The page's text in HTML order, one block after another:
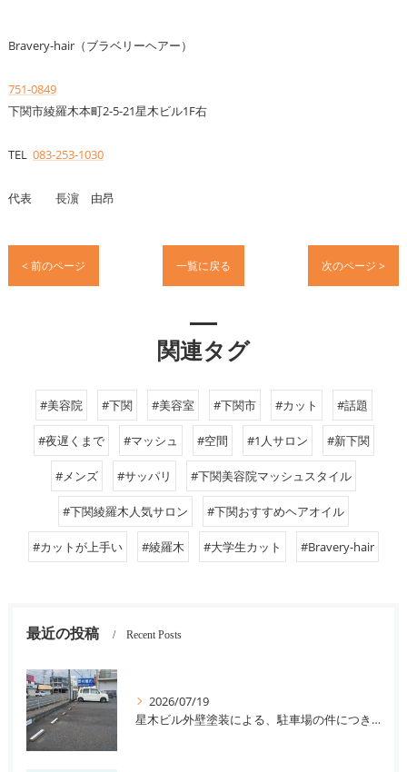
Bravery-hair（ブラベリーヘアー）
751-0849
下関市綾羅木本町2-5-21星木ビル1F右
TEL 083-253-1030
代表 長濵 由昂
< 前のページ 一覧に戻る 次のページ >
関連タグ
#美容院 #下関 #美容室 #下関市 #カット #話題
#夜遅くまで #マッシュ #空間 #1人サロン #新下関
#メンズ #サッパリ #下関美容院マッシュスタイル
#下関綾羅木人気サロン #下関おすすめヘアオイル
#カットが上手い #綾羅木 #大学生カット #Bravery-hair
最近の投稿 Recent Posts
2026/07/19
星木ビル外壁塗装による、駐車場の件につきまして。